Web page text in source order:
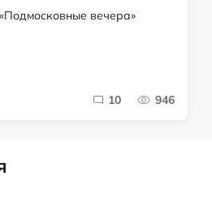
вечера»
10 946